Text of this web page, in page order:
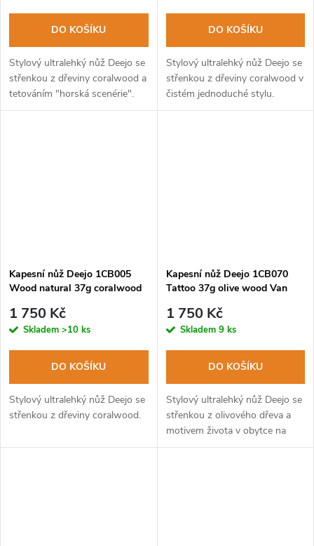
DO KOŠÍKU
Stylový ultralehký nůž Deejo se
střenkou z dřeviny coralwood a
tetováním "horská scenérie".
DO KOŠÍKU
Stylový ultralehký nůž Deejo se
střenkou z dřeviny coralwood v
čistém jednoduché stylu.
Kapesní nůž Deejo 1CB005
Wood natural 37g coralwood
1 750 Kč
Skladem >10 ks
DO KOŠÍKU
Stylový ultralehký nůž Deejo se
střenkou z dřeviny coralwood.
Kapesní nůž Deejo 1CB070
Tattoo 37g olive wood Van
1 750 Kč
Skladem 9 ks
DO KOŠÍKU
Stylový ultralehký nůž Deejo se
střenkou z olivového dřeva a
motivem života v obytce na
pláži.